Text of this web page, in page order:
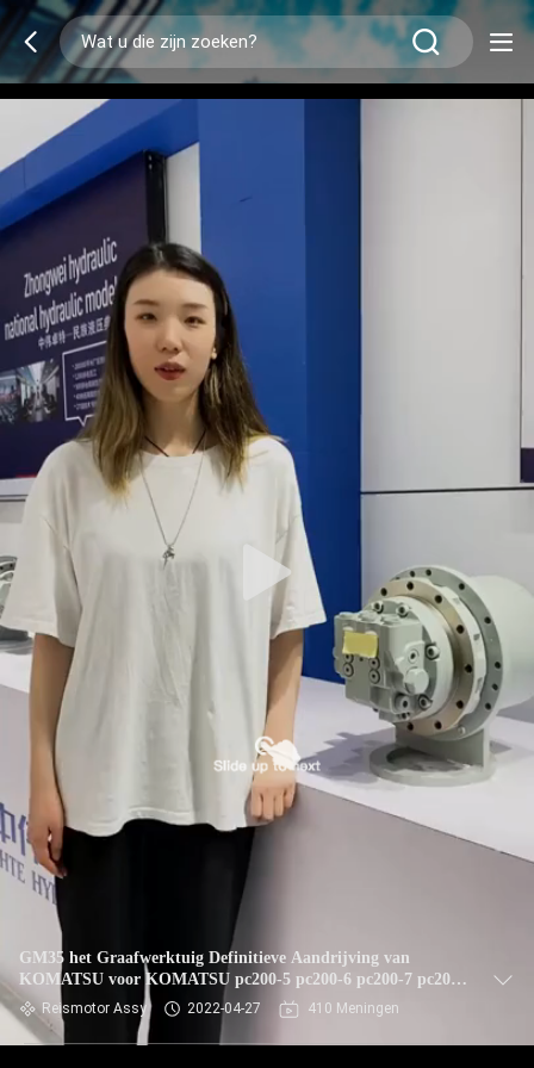
GM35 het Graafwerktuig Definitieve Aandrijving van
KOMATSU voor KOMATSU pc200-5 pc200-6 pc200-7 pc200-
8
Reismotor Assy 2022-04-27 410 Meningen